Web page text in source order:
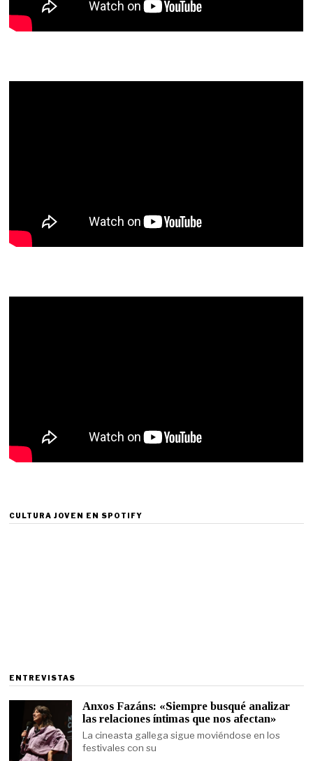
CULTURA JOVEN EN SPOTIFY
ENTREVISTAS
Anxos Fazáns: «Siempre busqué analizar
las relaciones íntimas que nos afectan»
La cineasta gallega sigue moviéndose en los
festivales con su